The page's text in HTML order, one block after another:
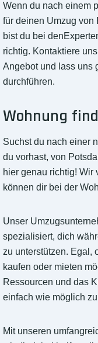
Wenn du nach einem
für deinen Umzug von
bist du bei
richtig. Kontaktiere
Angebot und lass uns
durchführen.
Wohnung
Suchst du nach einer
du vorhast, von
hier genau richtig! Wir
können dir bei der
Unser
spezialisiert, dich
zu unterstützen. Egal,
kaufen oder mieten
Ressourcen und das
einfach wie möglich
Mit unseren